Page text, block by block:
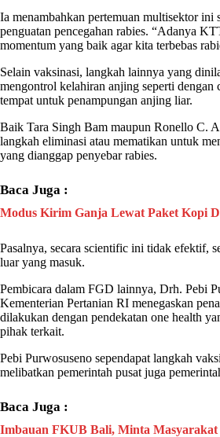
Ia menambahkan pertemuan multisektor ini
penguatan pencegahan rabies. “Adanya
momentum yang baik agar kita terbebas
Selain vaksinasi, langkah lainnya yang
mengontrol kelahiran anjing seperti dengan
tempat untuk penampungan anjing liar.
Baik Tara Singh Bam maupun Ronello C.
langkah eliminasi atau mematikan untuk
yang dianggap penyebarrabies.
Baca Juga :
Modus Kirim Ganja Lewat Paket Kopi
Pasalnya, secara scientific ini tidak efektif,
luar yang masuk.
Pembicara dalam FGD lainnya, Drh. Pebi
Kementerian Pertanian RI menegaskan
dilakukan dengan pendekatan one health
pihak terkait.
Pebi Purwosuseno sependapat langkah
melibatkan pemerintah pusat juga
Baca Juga :
Imbauan FKUB Bali, Minta Masyarakat